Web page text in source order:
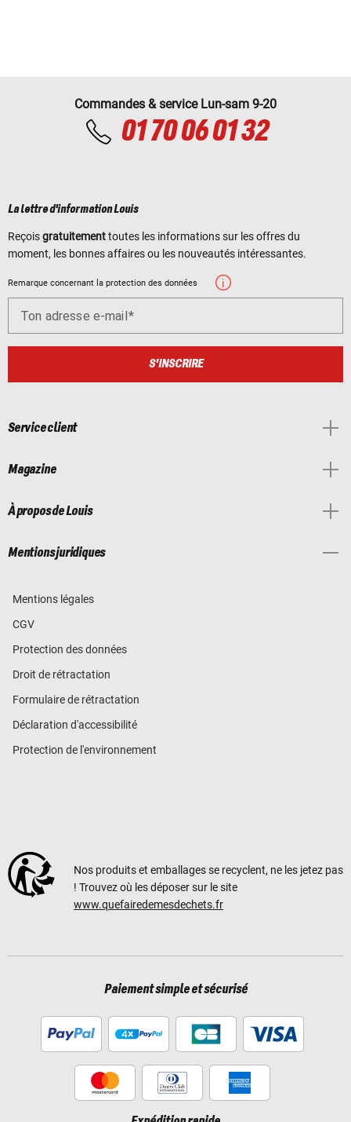
Commandes & service Lun-sam 9-20
01 70 06 01 32
La lettre d'information Louis
Reçoisgratuitementtoutes les informations sur les offres du
moment, les bonnes affaires ou les nouveautés intéressantes.
Remarque concernant la protection des données
Ton adresse e-mail
S'INSCRIRE
Service client
Magazine
À propos de Louis
Mentions juridiques
Mentions légales
CGV
Protection des données
Droit de rétractation
Formulaire de rétractation
Déclaration d'accessibilité
Protection de l'environnement
Nos produits et emballages se recyclent, ne les jetez pas
! Trouvez où les déposer sur le site
www.quefairedemesdechets.fr
Paiement simple et sécurisé